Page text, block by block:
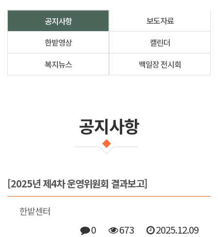
공지사항
보도자료
한밭영상
캘린더
복지뉴스
백일장 전시회
공지사항
[2025년 제4차 운영위원회 결과보고]
한밭센터
0 673 2025.12.09